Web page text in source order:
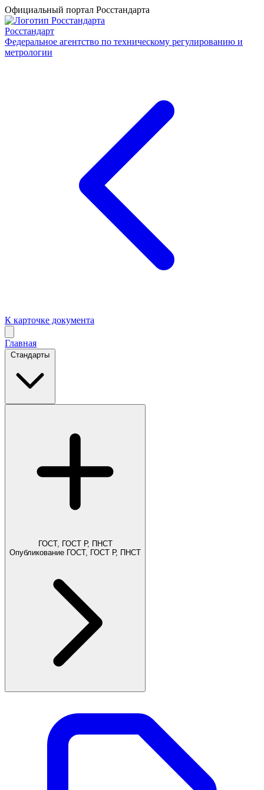
Официальный портал Росстандарта
Росстандарт
Федеральное агентство по техническому регулированию и
метрологии
К карточке документа
Главная
Стандарты
ГОСТ, ГОСТ Р, ПНСТ
Опубликование ГОСТ, ГОСТ Р, ПНСТ